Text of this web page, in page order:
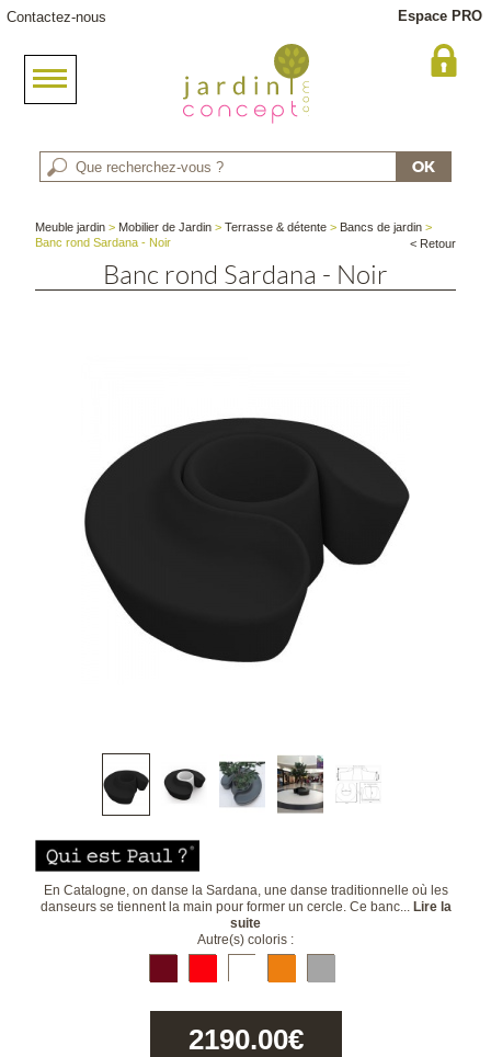
Contactez-nous Espace PRO
Meuble jardin > Mobilier de Jardin >Terrasse & détente > Bancs de jardin >
Banc rond Sardana - Noir
< Retour
Banc rond Sardana - Noir
En Catalogne, on danse la Sardana, une danse traditionnelle où les
danseurs se tiennent la main pour former un cercle. Ce banc... Lire la
suite
Autre(s) coloris :
2190.00€